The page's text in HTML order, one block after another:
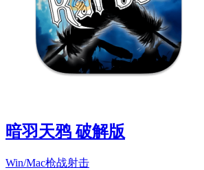
暗羽天鸦 破解版
Win/Mac枪战射击